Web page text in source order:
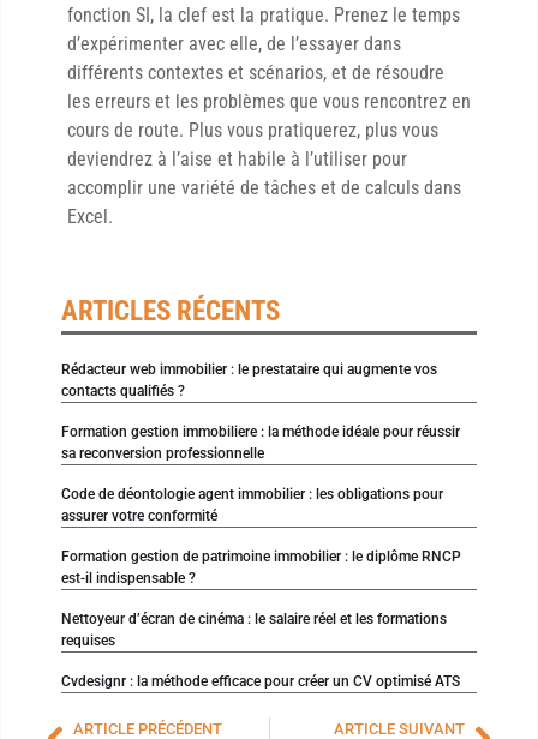
fonction SI, la clef est la pratique. Prenez le temps
d’expérimenter avec elle, de l’essayer dans
différents contextes et scénarios, et de résoudre
les erreurs et les problèmes que vous rencontrez en
cours de route. Plus vous pratiquerez, plus vous
deviendrez à l’aise et habile à l’utiliser pour
accomplir une variété de tâches et de calculs dans
Excel.
ARTICLES RÉCENTS
Rédacteur web immobilier : le prestataire qui augmente vos
contacts qualifiés ?
Formation gestion immobiliere : la méthode idéale pour réussir
sa reconversion professionnelle
Code de déontologie agent immobilier : les obligations pour
assurer votre conformité
Formation gestion de patrimoine immobilier : le diplôme RNCP
est-il indispensable ?
Nettoyeur d’écran de cinéma : le salaire réel et les formations
requises
Cvdesignr : la méthode efficace pour créer un CV optimisé ATS
ARTICLE PRÉCÉDENT ARTICLE SUIVANT